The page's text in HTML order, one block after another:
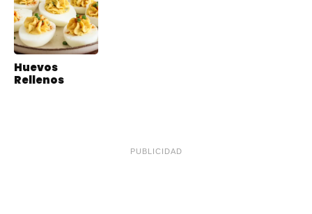
Huevos
Rellenos
PUBLICIDAD